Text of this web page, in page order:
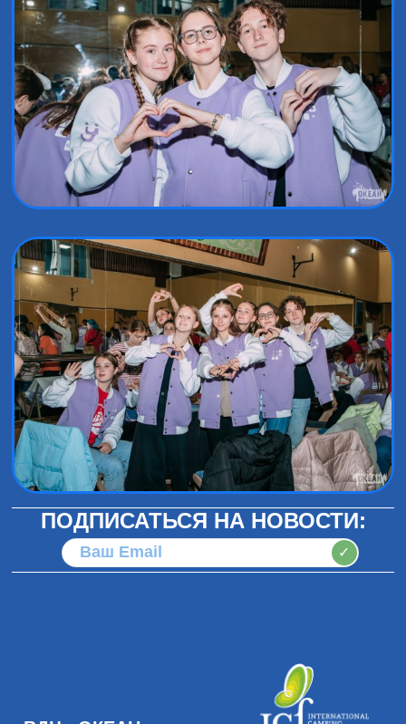
ПОДПИСАТЬСЯ НА НОВОСТИ:
✓